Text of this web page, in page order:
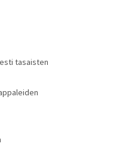
tasaisten